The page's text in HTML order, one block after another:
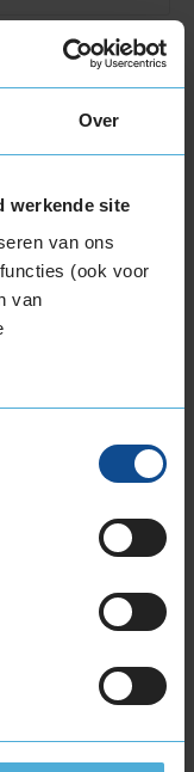
Over
werkende site
van ons
(ook voor
van
Kwikfit naar
verloren.
erop zetten.
Randweg 3
Vriendelijk. Koffie,